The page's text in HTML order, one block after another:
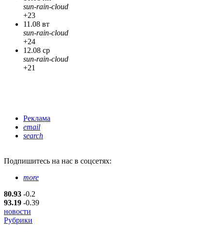
sun-rain-cloud
+23
11.08 вт
sun-rain-cloud
+24
12.08 ср
sun-rain-cloud
+21
Реклама
email
search
Подпишитесь на нас в соцсетях:
more
80.93 -0.2
93.19 -0.39
новости
Рубрики